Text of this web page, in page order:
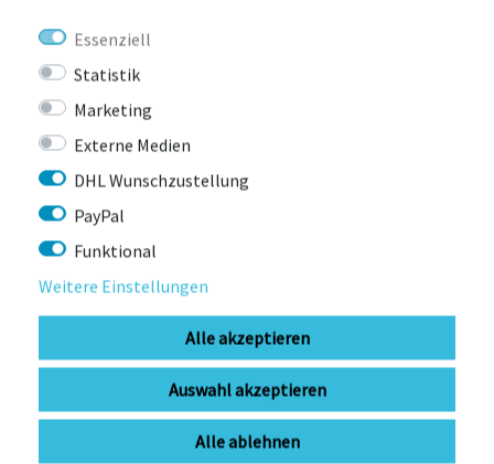
GARMIN
Garmin Edge® 840
Essenziell
Statistik
Marketing
Externe Medien
DHL Wunschzustellung
PayPal
Funktional
Weitere Einstellungen
Alle akzeptieren
Auswahl akzeptieren
Alle ablehnen